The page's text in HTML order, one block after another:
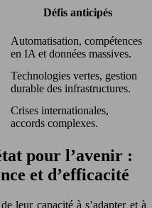
Défis anticipés
Automatisation, compétences
en IA et données massives.
Technologies vertes, gestion
durable des infrastructures.
Crises internationales,
accords complexes.
pour l’avenir :
et d’efficacité
leur capacité à s’adapter et à